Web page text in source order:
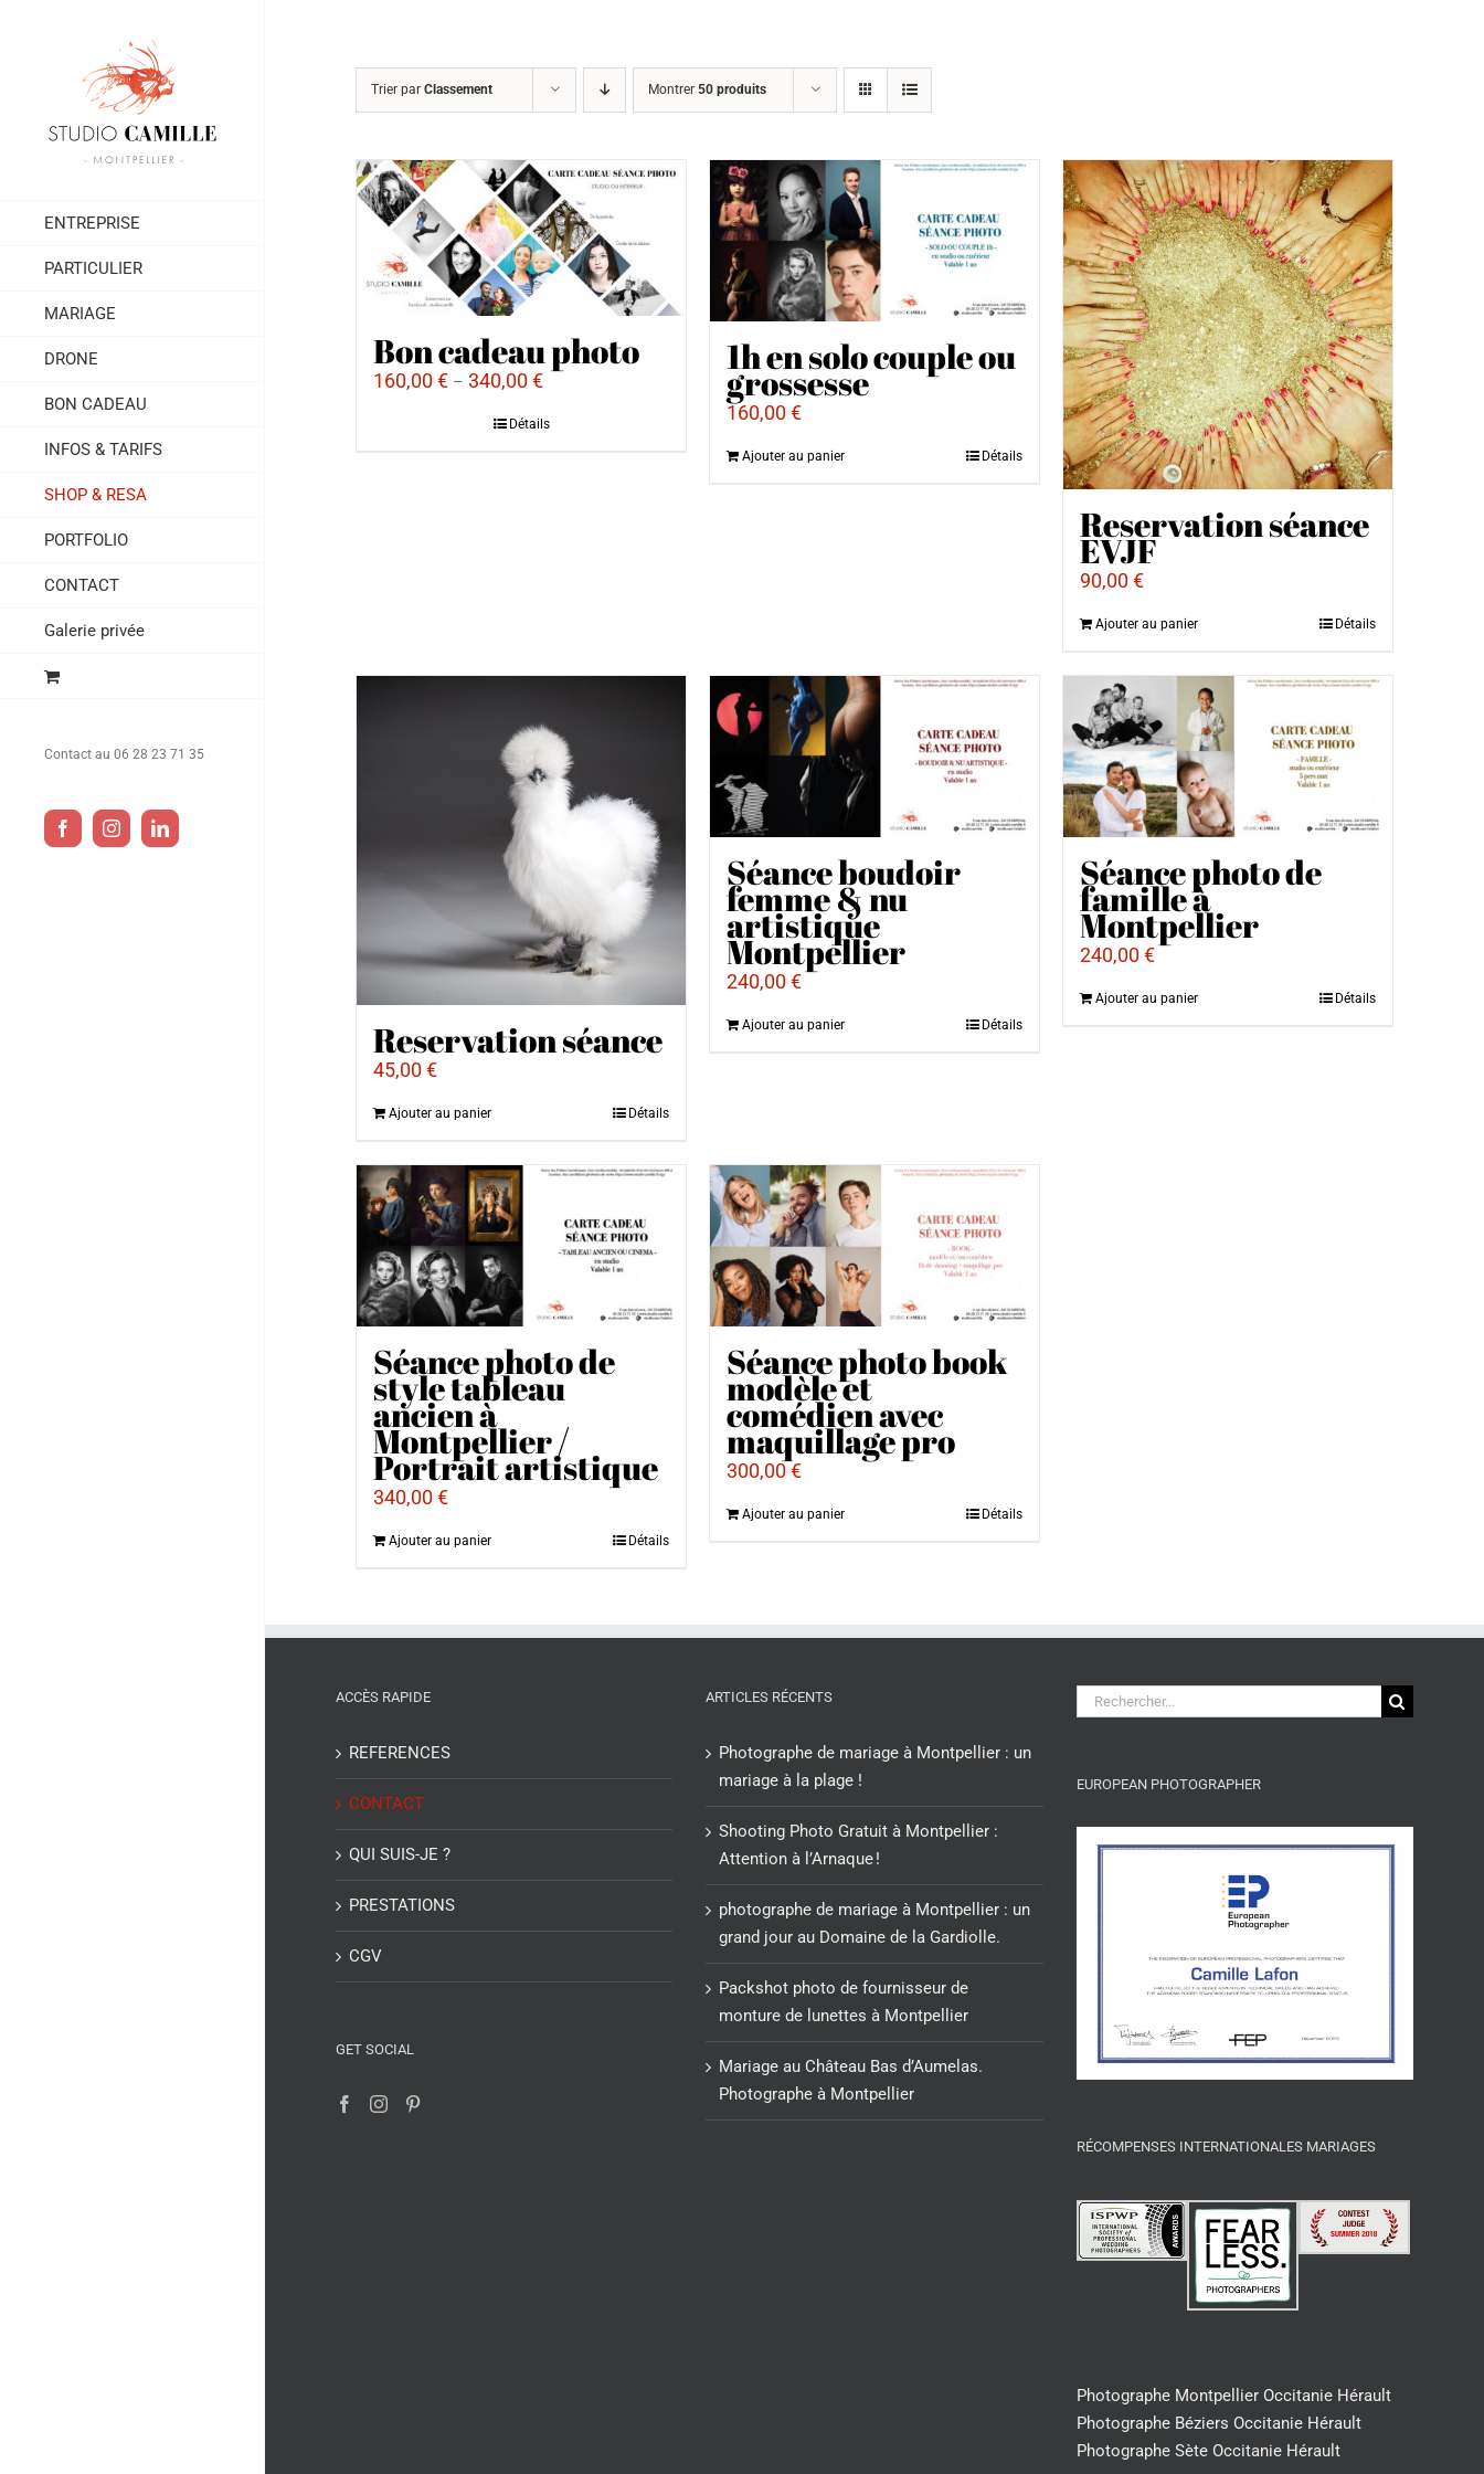
ENTREPRISE
PARTICULIER
MARIAGE
DRONE
BON CADEAU
INFOS & TARIFS
SHOP & RESA
PORTFOLIO
CONTACT
Galerie privée
Contact au 06 28 23 71 35
FacebookInstagramLinkedIn
Trier parClassement Montrer50 produits
Bon cadeau photo
160,00€ –340,00€
Détails
1h en solo couple ou
grossesse
160,00€
Ajouter au panier Détails
Reservation séance
EVJF
90,00€
Ajouter au panier Détails
Reservation séance
45,00€
Ajouter au panier Détails
Séance boudoir
femme & nu
artistique
Montpellier
240,00€
Ajouter au panier Détails
Séance photo de
famille à
Montpellier
240,00€
Ajouter au panier Détails
Séance photo de
style tableau
ancien à
Montpellier /
Portrait artistique
340,00€
Ajouter au panier Détails
Séance photo book
modèle et
comédien avec
maquillage pro
300,00€
Ajouter au panier Détails
ACCÈS RAPIDE
REFERENCES
CONTACT
QUI SUIS-JE ?
PRESTATIONS
CGV
GET SOCIAL
ARTICLES RÉCENTS
Photographe de mariage à Montpellier : un
mariage à la plage !
Shooting Photo Gratuit à Montpellier :
Attention à l’Arnaque !
photographe de mariage à Montpellier : un
grand jour au Domaine de la Gardiolle.
Packshot photo de fournisseur de
monture de lunettes à Montpellier
Mariage au Château Bas d’Aumelas.
Photographe à Montpellier
Rechercher:
EUROPEAN PHOTOGRAPHER
RÉCOMPENSES INTERNATIONALES MARIAGES
Photographe Montpellier Occitanie Hérault
Photographe Béziers Occitanie Hérault
Photographe Sète Occitanie Hérault